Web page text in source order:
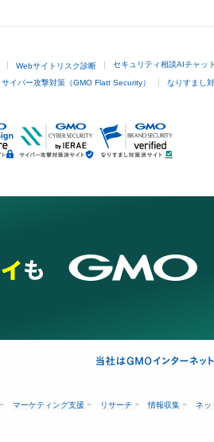
Webサイトリスク診断 セキュリティ相談AIチャッ
サイバー攻撃対策（GMO Flatt Security） なりすまし
マーケティング支援 リサーチ 情報収集 ネッ